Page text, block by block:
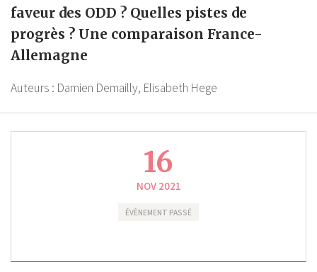
faveur des ODD ? Quelles pistes de
progrès ? Une comparaison France-
Allemagne
Auteurs : Damien Demailly, Elisabeth Hege
16
NOV 2021
ÉVÈNEMENT PASSÉ